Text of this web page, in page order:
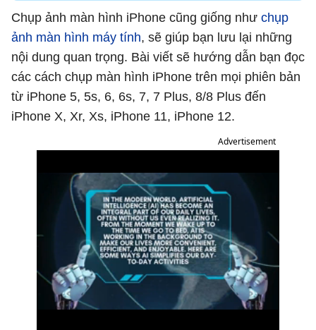
Chụp ảnh màn hình iPhone cũng giống như chụp
ảnh màn hình máy tính, sẽ giúp bạn lưu lại những
nội dung quan trọng. Bài viết sẽ hướng dẫn bạn đọc
các cách chụp màn hình iPhone trên mọi phiên bản
từ iPhone 5, 5s, 6, 6s, 7, 7 Plus, 8/8 Plus đến
iPhone X, Xr, Xs, iPhone 11, iPhone 12.
Advertisement